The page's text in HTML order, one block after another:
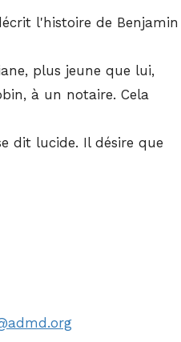
l'histoire de Benjamin
plus jeune que lui,
à un notaire. Cela
dit lucide. Il désire que